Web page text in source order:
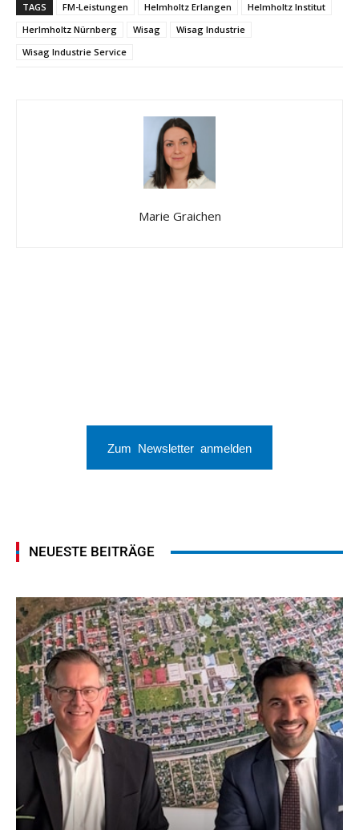
TAGS FM-Leistungen Helmholtz Erlangen
Helmholtz Institut
Herlmholtz Nürnberg
Wisag
Wisag Industrie
Wisag Industrie Service
Marie Graichen
Zum Newsletter anmelden
NEUESTE BEITRÄGE